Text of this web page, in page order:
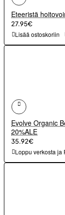
Eteeristä
27.95€
Lisää ostoskoriin
Evolve Organic
20%ALE
35.92€
Loppu verkosta ja